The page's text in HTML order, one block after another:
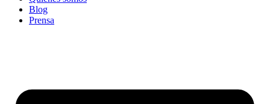
Blog
Prensa